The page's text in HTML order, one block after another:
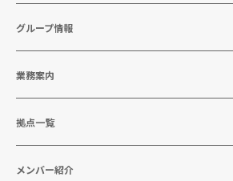
グループ情報
業務案内
拠点一覧
メンバー紹介